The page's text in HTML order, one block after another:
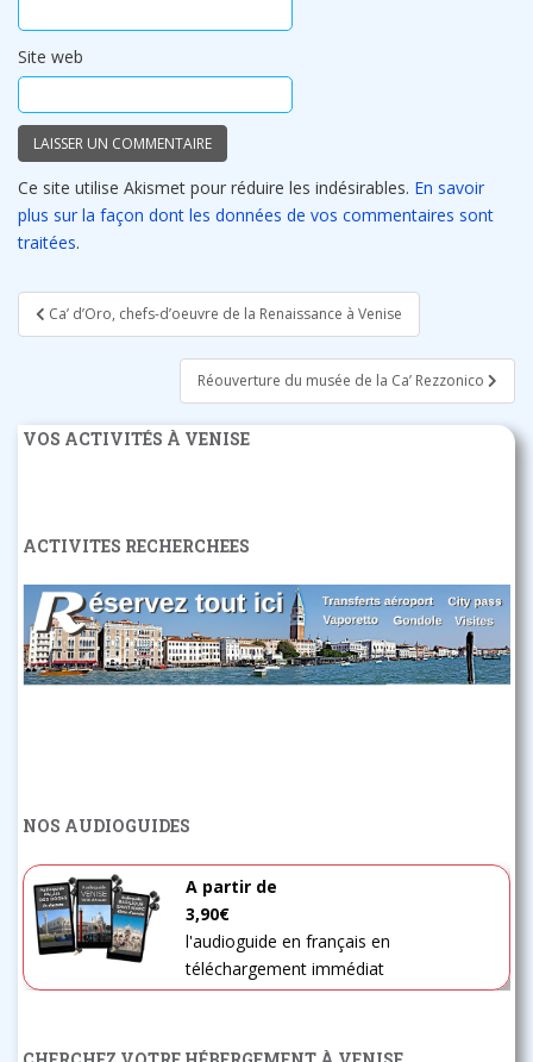
Site web
Ce site utilise Akismet pour réduire les indésirables. En savoir
plus sur la façon dont les données de vos commentaires sont
traitées.
Navigation
de
Ca’ d’Oro, chefs-d’oeuvre de la Renaissance à Venise
Réouverture du musée de la Ca’ Rezzonico
VOS ACTIVITÉS À VENISE
ACTIVITES RECHERCHEES
NOS AUDIOGUIDES
A partir de
3,90€
l'audioguide en français en
téléchargement immédiat